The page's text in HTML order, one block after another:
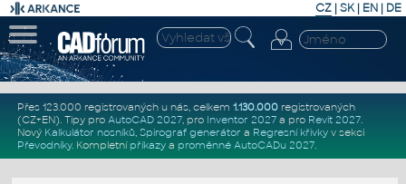
CZ | SK| EN | DE
Přes 123.000 registrovaných u nás, celkem 1.130.000registrovaných
(CZ+EN). Tipy pro AutoCAD 2027, pro Inventor 2027a pro Revit 2027.
Nový Kalkulátor nosníků, Spirograf generátor a Regresní křivkyv sekci
Převodníky. Kompletní příkazya proměnné AutoCADu 2027.